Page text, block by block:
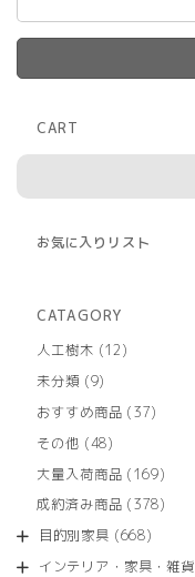
CART
お気に入りリスト
CATAGORY
人工樹木
1212
商
未分類 99
の
商
おすすめ商品 3737
商
その他 4848
の
商
大量入荷商品 169169
の
成約済み商品 378378
商
目的別家具 668668
インテリア・家具・雑貨